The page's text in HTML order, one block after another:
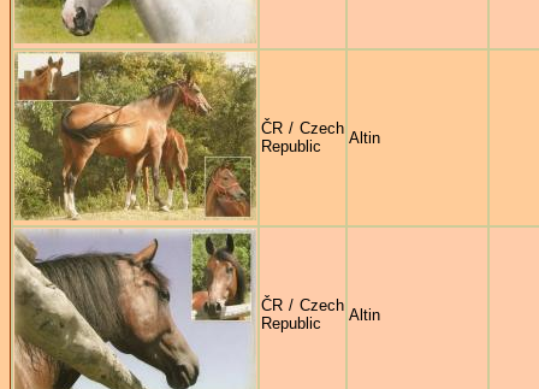
ČR / Czech
Republic
Altin
ČR / Czech
Republic
Altin